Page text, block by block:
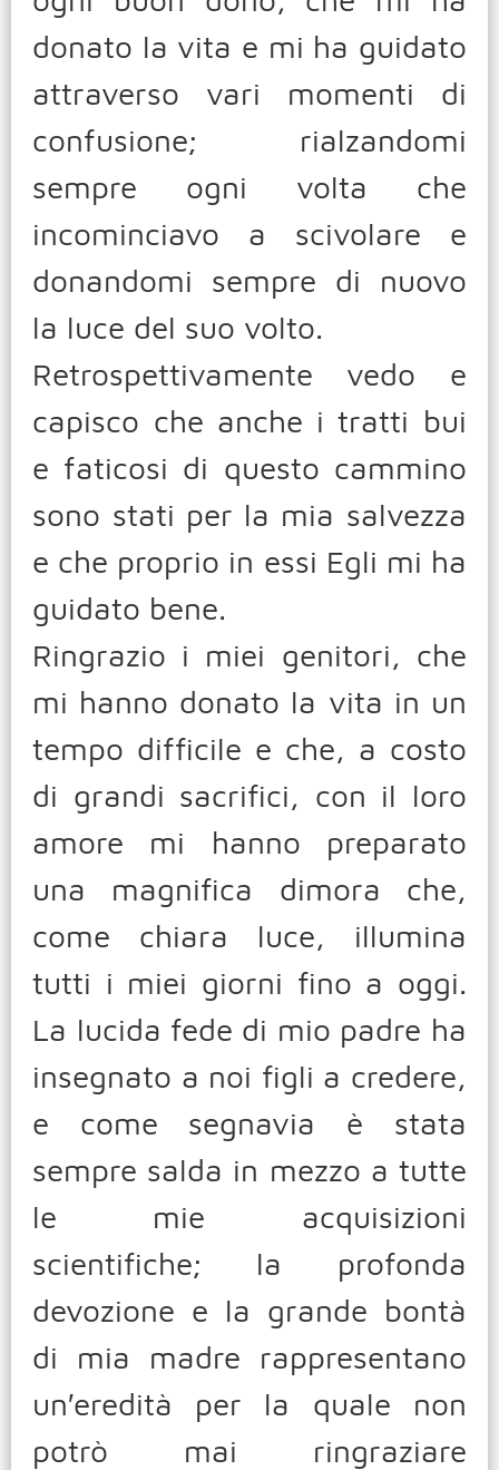
donato la vita e mi ha guidato
attraverso vari momenti di
confusione; rialzandomi
sempre ogni volta che
incominciavo a scivolare e
donandomi sempre di nuovo
la luce del suo volto.
Retrospettivamente vedo e
capisco che anche i tratti bui
e faticosi di questo cammino
sono stati per la mia salvezza
e che proprio in essi Egli mi ha
guidato bene.
Ringrazio i miei genitori, che
mi hanno donato la vita in un
tempo difficile e che, a costo
di grandi sacrifici, con il loro
amore mi hanno preparato
una magnifica dimora che,
come chiara luce, illumina
tutti i miei giorni fino a oggi.
La lucida fede di mio padre ha
insegnato a noi figli a credere,
e come segnavia è stata
sempre salda in mezzo a tutte
le mie acquisizioni
scientifiche; la profonda
devozione e la grande bontà
di mia madre rappresentano
un′eredità per la quale non
potrò mai ringraziare